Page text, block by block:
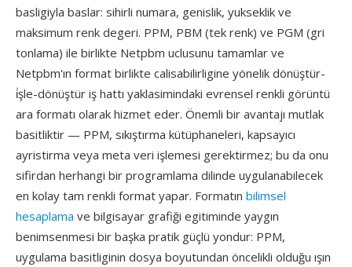
basligiyla baslar: sihirli numara, genislik, yukseklik ve
maksimum renk degeri. PPM, PBM (tek renk) ve PGM (gri
tonlama) ile birlikte Netpbm uclusunu tamamlar ve
Netpbm'ın format birlikte calisabilirligine yönelik dönüştür-
i̇şle-dönüştür iş hattı yaklasimindaki evrensel renkli görüntü
ara formatı olarak hizmet eder. Önemli bir avantajı mutlak
basitliktir — PPM, sıkıştırma kütüphaneleri, kapsayıcı
ayristirma veya meta veri işlemesi gerektirmez; bu da onu
sifirdan herhangi bir programlama dilinde uygulanabilecek
en kolay tam renkli format yapar. Formatın bilimsel
hesaplama ve bilgisayar grafiği egitiminde yaygın
benimsenmesi bir başka pratik güçlü yondur: PPM,
uygulama basitliginin dosya boyutundan öncelikli olduğu ışın